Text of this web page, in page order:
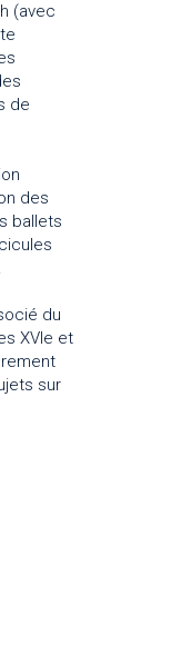
(avec
de
des
ballets
du
XVIe et
sur